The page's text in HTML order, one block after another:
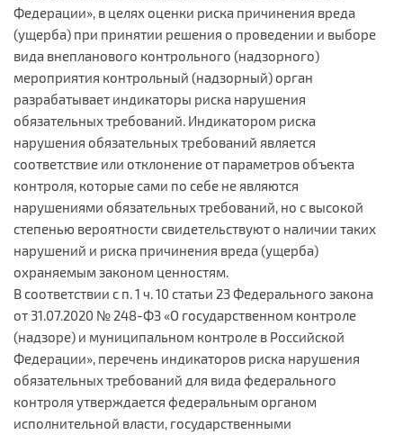
Федерации», в целях оценки риска причинения вреда
(ущерба) при принятии решения о проведении и выборе
вида внепланового контрольного (надзорного)
мероприятия контрольный (надзорный) орган
разрабатывает индикаторы риска нарушения
обязательных требований. Индикатором риска
нарушения обязательных требований является
соответствие или отклонение от параметров объекта
контроля, которые сами по себе не являются
нарушениями обязательных требований, но с высокой
степенью вероятности свидетельствуют о наличии таких
нарушений и риска причинения вреда (ущерба)
охраняемым законом ценностям.
В соответствии с п. 1 ч. 10 статьи 23 Федерального закона
от 31.07.2020 № 248-ФЗ «О государственном контроле
(надзоре) и муниципальном контроле в Российской
Федерации», перечень индикаторов риска нарушения
обязательных требований для вида федерального
контроля утверждается федеральным органом
исполнительной власти, государственными